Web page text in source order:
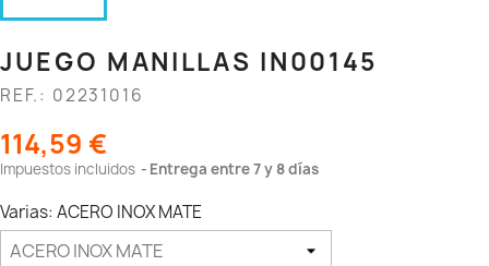
JUEGO MANILLAS IN00145
REF.: 02231016
114,59 €
Impuestos incluidos Entrega entre 7 y 8 días
Varias: ACERO INOX MATE